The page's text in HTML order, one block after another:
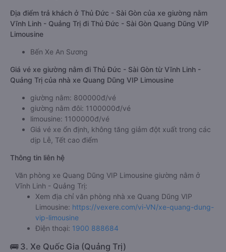
Địa điểm trả khách ở Thủ Đức - Sài Gòn của xe giường nằm
Vĩnh Linh - Quảng Trị đi Thủ Đức - Sài Gòn Quang Dũng VIP
Limousine
Bến Xe An Sương
Giá vé xe giường nằm đi Thủ Đức - Sài Gòn từ Vĩnh Linh -
Quảng Trị của nhà xe Quang Dũng VIP Limousine
giường nằm: 800000đ/vé
giường nằm đôi: 1100000đ/vé
limousine: 1100000đ/vé
Giá vé xe ổn định, không tăng giảm đột xuất trong các
dịp Lễ, Tết cao điểm
Thông tin liên hệ
Văn phòng xe Quang Dũng VIP Limousine giường nằm ở
Vĩnh Linh - Quảng Trị:
Xem địa chỉ văn phòng nhà xe Quang Dũng VIP
Limousine: https://vexere.com/vi-VN/xe-quang-dung-
vip-limousine
Điện thoại: 1900 888684
🚌 3. Xe Quốc Gia (Quảng Trị)